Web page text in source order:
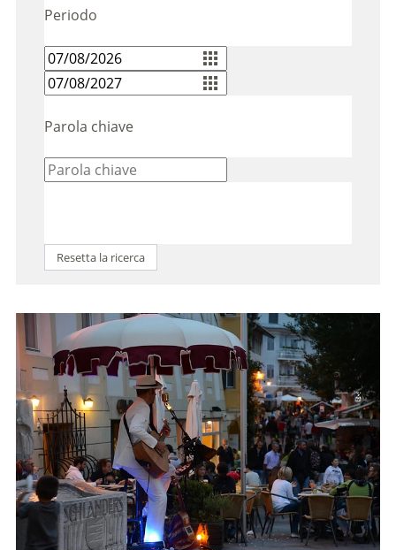
Periodo
Parola chiave
Resetta la ricerca